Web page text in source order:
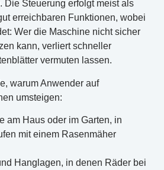
Die Steuerung erfolgt meist als
erreichbaren Funktionen, wobei
Wer die Maschine nicht sicher
kann, verliert schneller
vermuten lassen.
warum Anwender auf
umsteigen:
am Haus oder im Garten, in
mit einem Rasenmäher
Hanglagen, in denen Räder bei